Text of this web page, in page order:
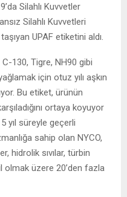
Silahlı Kuvvetler
Silahlı Kuvvetleri
UPAF etiketini aldı.
C-130, Tigre, NH90 gibi
için otuz yılı aşkın
Bu etiket, ürünün
ortaya koyuyor
yıl süreyle geçerli
sahip olan NYCO,
hidrolik sıvılar, türbin
olmak üzere 20’den fazla